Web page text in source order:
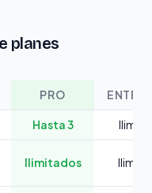
planes
PRO
Hasta 3
Ilimitados